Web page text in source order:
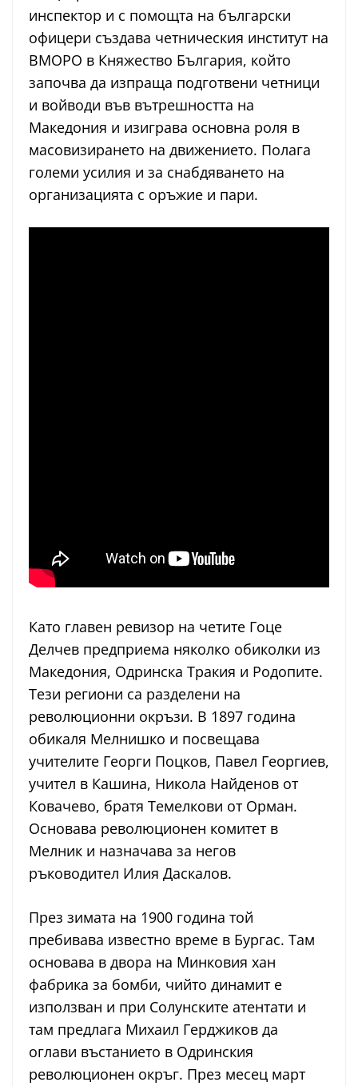
инспектор и с помощта на български
офицери създава четническия институт на
ВМОРО в Княжество България, който
започва да изпраща подготвени четници
и войводи във вътрешността на
Македония и изиграва основна роля в
масовизирането на движението. Полага
големи усилия и за снабдяването на
организацията с оръжие и пари.
Като главен ревизор на четите Гоце
Делчев предприема няколко обиколки из
Македония, Одринска Тракия и Родопите.
Тези региони са разделени на
революционни окръзи. В 1897 година
обикаля Мелнишко и посвещава
учителите Георги Поцков, Павел Георгиев,
учител в Кашина, Никола Найденов от
Ковачево, братя Темелкови от Орман.
Основава революционен комитет в
Мелник и назначава за негов
ръководител Илия Даскалов.
През зимата на 1900 година той
пребивава известно време в Бургас. Там
основава в двора на Минковия хан
фабрика за бомби, чийто динамит е
използван и при Солунските атентати и
там предлага Михаил Герджиков да
оглави въстанието в Одринския
революционен окръг. През месец март